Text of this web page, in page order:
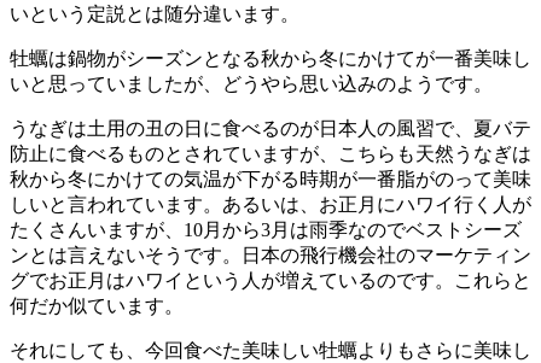
いという定説とは随分違います。
牡蠣は鍋物がシーズンとなる秋から冬にかけてが一番美味し
いと思っていましたが、どうやら思い込みのようです。
うなぎは土用の丑の日に食べるのが日本人の風習で、夏バテ
防止に食べるものとされていますが、こちらも天然うなぎは
秋から冬にかけての気温が下がる時期が一番脂がのって美味
しいと言われています。あるいは、お正月にハワイ行く人が
たくさんいますが、10月から3月は雨季なのでベストシーズ
ンとは言えないそうです。日本の飛行機会社のマーケティン
グでお正月はハワイという人が増えているのです。これらと
何だか似ています。
それにしても、今回食べた美味しい牡蠣よりもさらに美味し